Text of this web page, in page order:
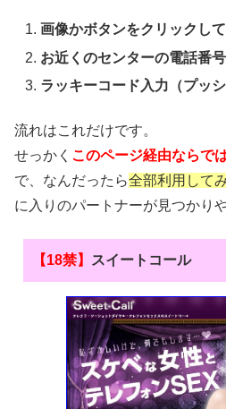
画像かボタンをクリックし
お近くのセンターの電話番
ラッキーコード入力（プッシ
流れはこれだけです。
せっかく このページ経由ならで
で、なんだったら全部利用して
に入りのパートナーが見つかり
【18禁】 スイートコール